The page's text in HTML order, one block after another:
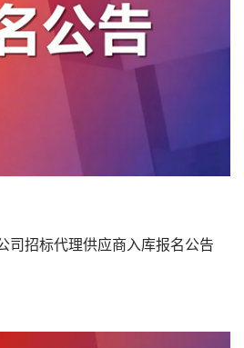
司招标代理供应商入库报名公告